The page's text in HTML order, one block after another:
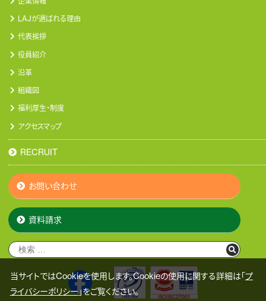
LAJが選ばれる理由
代表挨拶
役員紹介
沿革
組織図
福利厚生・制度
アクセスマップ
RECRUIT
お問い合わせ
資料請求
当サイトではCookieを使用します。Cookieの使用に関する詳細は「プ
ライバシーポリシー」をご覧ください。